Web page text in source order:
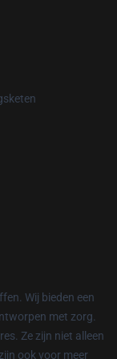
Wij bieden een
met zorg.
Ze zijn niet alleen
ook voor meer